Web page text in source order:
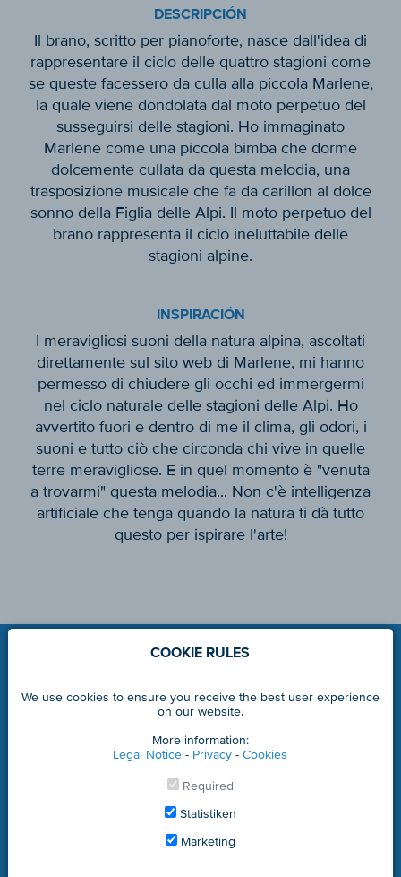
DESCRIPCIÓN
Il brano, scritto per pianoforte, nasce dall'idea di
rappresentare il ciclo delle quattro stagioni come
se queste facessero da culla alla piccola Marlene,
la quale viene dondolata dal moto perpetuo del
susseguirsi delle stagioni. Ho immaginato
Marlene come una piccola bimba che dorme
dolcemente cullata da questa melodia, una
trasposizione musicale che fa da carillon al dolce
sonno della Figlia delle Alpi. Il moto perpetuo del
brano rappresenta il ciclo ineluttabile delle
stagioni alpine.
INSPIRACIÓN
I meravigliosi suoni della natura alpina, ascoltati
direttamente sul sito web di Marlene, mi hanno
permesso di chiudere gli occhi ed immergermi
nel ciclo naturale delle stagioni delle Alpi. Ho
avvertito fuori e dentro di me il clima, gli odori, i
suoni e tutto ciò che circonda chi vive in quelle
terre meravigliose. E in quel momento è "venuta
a trovarmi" questa melodia... Non c'è intelligenza
artificiale che tenga quando la natura ti dà tutto
questo per ispirare l'arte!
© 2008 - 2025 Marlene® - part. IVA 00122310212
LEGAL NOTICE
COOKIE RULES
We use cookies to ensure you receive the best user experience
on our website.
More information:
Legal Notice - Privacy -Cookies
Required
Statistiken
Marketing